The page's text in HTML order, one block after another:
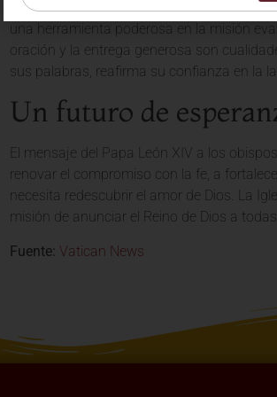
“Sois llamados a ser testimonio de
una herramienta poderosa en la misión
oración y la entrega generosa son
sus palabras, reafirma su confianza en la
Un futuro de
El mensaje del Papa León XIV a los
renovar el compromiso con la fe, a
necesita redescubrir el amor de Dios. La
misión de anunciar el Reino de Dios a
Fuente: Vatican News